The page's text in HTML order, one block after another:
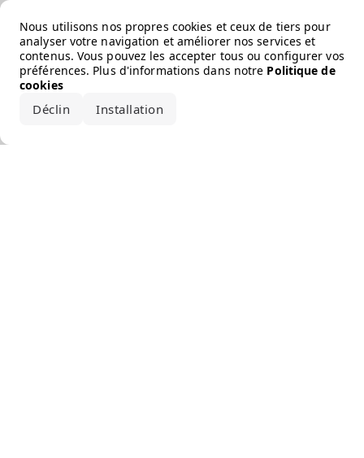
Nous utilisons nos propres cookies et ceux de tiers pour
analyser votre navigation et améliorer nos services et
contenus. Vous pouvez les accepter tous ou configurer vos
préférences. Plus d'informations dans notre Politique de
cookies
Déclin Installation
Error loading the brand